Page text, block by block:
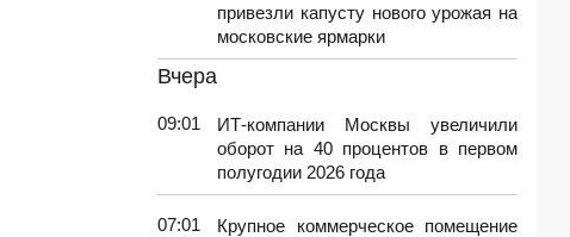
привезли капусту нового урожая на
московские ярмарки
Вчера
09:01
ИТ-компании Москвы увеличили
оборот на 40 процентов в первом
полугодии 2026 года
07:01
Крупное коммерческое помещение